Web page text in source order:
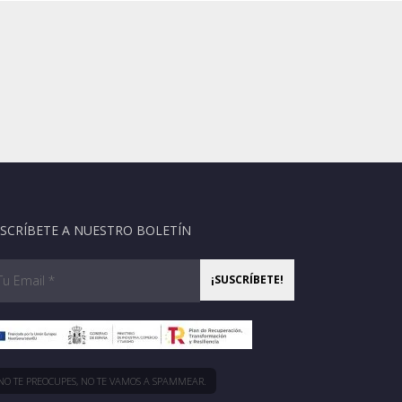
A NUESTRO BOLETÍN
TE PREOCUPES, NO TE VAMOS A SPAMMEAR.